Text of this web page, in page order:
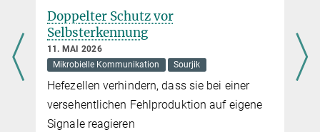
Doppelter Schutz vor
Selbsterkennung
11. MAI 2026
Mikrobielle Kommunikation
Sourjik
Hefezellen verhindern, dass sie bei einer
versehentlichen Fehlproduktion auf eigene
Signale reagieren